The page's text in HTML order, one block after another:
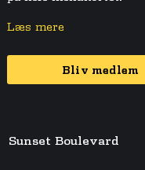
Læs mere
Bliv medlem
Sunset Boulevard